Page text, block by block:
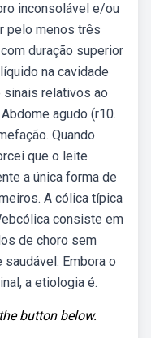
inconsolável e/ou
pelo menos três
duração superior
na cavidade
sinais relativos ao
agudo (r10.
Quando
que o leite
a única forma de
A cólica típica
consiste em
de choro sem
Embora o
a etiologia é.
button below.